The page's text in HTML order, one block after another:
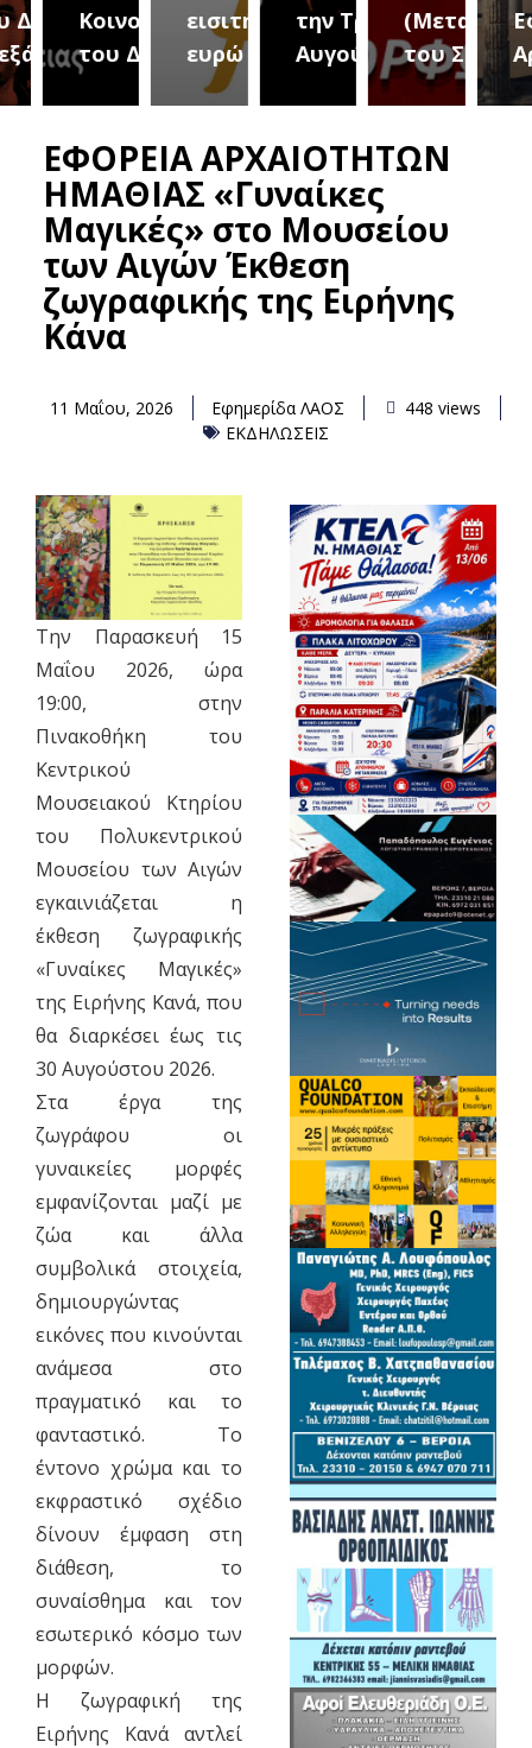
Κοινοτήτων
του Δήμου
εισιτήριο 2
ευρώ
την Τρίτη 18
Αυγούστουτου Σωτήρος)
ΕΦΟΡΕΙΑ ΑΡΧΑΙΟΤΗΤΩΝ
ΗΜΑΘΙΑΣ «Γυναίκες
Μαγικές» στο Μουσείου
των Αιγών Έκθεση
ζωγραφικής της Ειρήνης
Κάνα
11 Μαΐου, 2026 Εφημερίδα ΛΑΟΣ
448 views
ΕΚΔΗΛΩΣΕΙΣ
Την Παρασκευή 15
Μαΐου 2026, ώρα
19:00, στην
Πινακοθήκη του
Κεντρικού
Μουσειακού Κτηρίου
του Πολυκεντρικού
Μουσείου των Αιγών
εγκαινιάζεται η
έκθεση ζωγραφικής
«Γυναίκες Μαγικές»
της Ειρήνης Κανά, που
θα διαρκέσει έως τις
30 Αυγούστου 2026.
Στα έργα της
ζωγράφου οι
γυναικείες μορφές
εμφανίζονται μαζί με
ζώα και άλλα
συμβολικά στοιχεία,
δημιουργώντας
εικόνες που κινούνται
ανάμεσα στο
πραγματικό και το
φανταστικό. Το
έντονο χρώμα και το
εκφραστικό σχέδιο
δίνουν έμφαση στη
διάθεση, το
συναίσθημα και τον
εσωτερικό κόσμο των
μορφών.
Η ζωγραφική της
Ειρήνης Κανά αντλεί